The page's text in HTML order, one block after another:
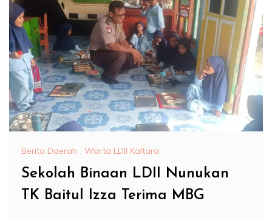
Berita Daerah , Warta LDII Kaltara
Sekolah Binaan LDII Nunukan
TK Baitul Izza Terima MBG